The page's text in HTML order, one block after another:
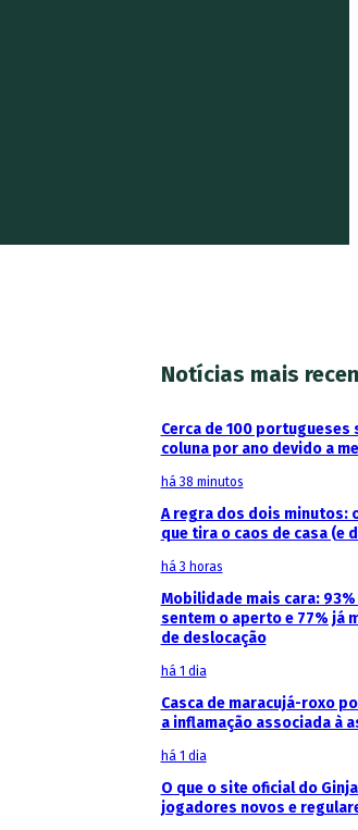
Notícias mais
Cerca de 100 portugueses
coluna por ano devido a
há 38 minutos
A regra dos dois minutos:
que tira o caos de casa (e
há 3 horas
Mobilidade mais cara:
sentem o aperto e 77% já
de deslocação
há 1 dia
Casca de maracujá-roxo
a inflamação associada à
há 1 dia
O que o site oficial do
jogadores novos e